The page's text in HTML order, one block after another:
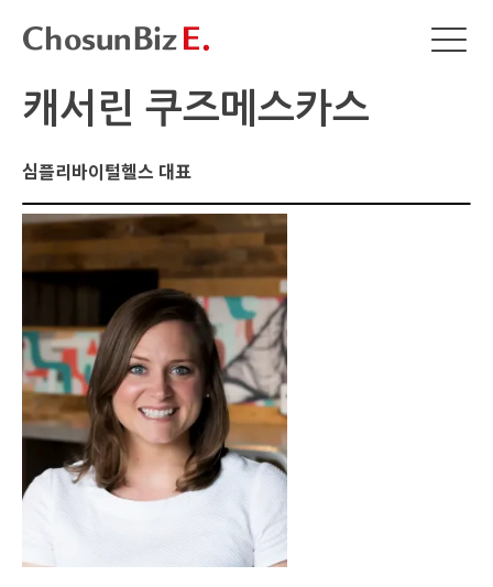
캐서린 쿠즈메스카스
심플리바이털헬스 대표